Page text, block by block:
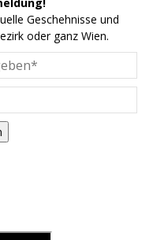
Geschehnisse und
oder ganz Wien.